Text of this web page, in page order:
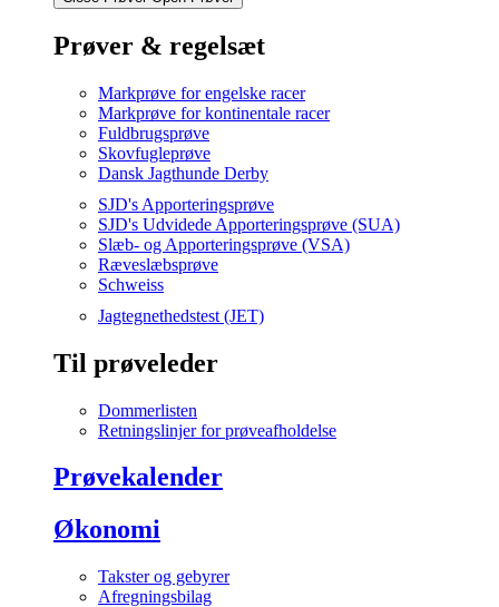
Prøver & regelsæt
Markprøve for engelske racer
Markprøve for kontinentale racer
Fuldbrugsprøve
Skovfugleprøve
Dansk Jagthunde Derby
SJD's Apporteringsprøve
SJD's Udvidede Apporteringsprøve (SUA)
Slæb- og Apporteringsprøve (VSA)
Ræveslæbsprøve
Schweiss
Jagtegnethedstest (JET)
Til prøveleder
Dommerlisten
Retningslinjer for prøveafholdelse
Prøvekalender
Økonomi
Takster og gebyrer
Afregningsbilag